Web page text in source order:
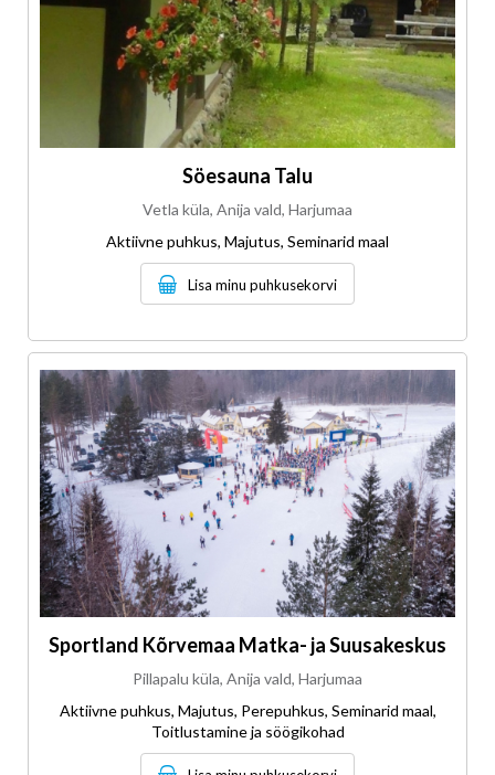
Söesauna Talu
Vetla küla, Anija vald, Harjumaa
Aktiivne puhkus, Majutus, Seminarid maal
Lisa minu puhkusekorvi
Sportland Kõrvemaa Matka- ja Suusakeskus
Pillapalu küla, Anija vald, Harjumaa
Aktiivne puhkus, Majutus, Perepuhkus, Seminarid maal,
Toitlustamine ja söögikohad